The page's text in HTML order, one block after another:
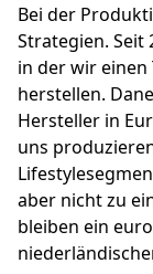
Bei der
Strategien. Seit
in der wir einen
herstellen.
Hersteller in
uns
aber nicht zu
bleiben ein